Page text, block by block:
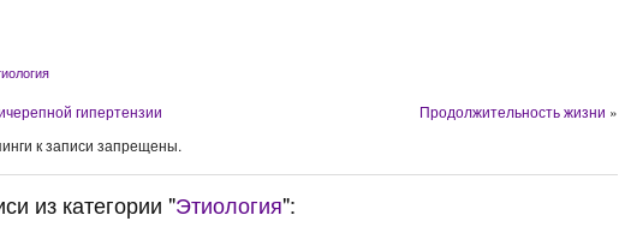
гипертензии Продолжительность жизни »
к записи запрещены.
из категории "Этиология":